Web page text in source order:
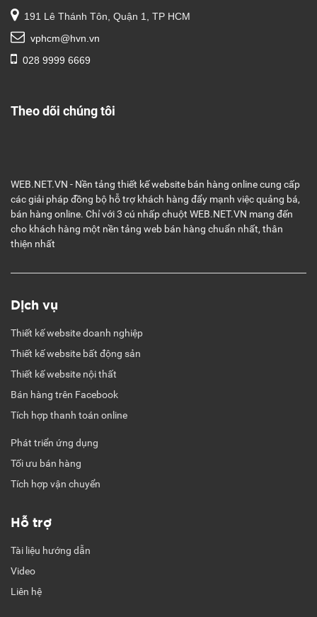
191 Lê Thánh Tôn, Quận 1, TP HCM
vphcm@hvn.vn
028 9999 6669
Theo dõi chúng tôi
WEB.NET.VN - Nền tảng thiết kế website bán hàng online cung cấp
các giải pháp đồng bộ hỗ trợ khách hàng đẩy mạnh việc quảng bá,
bán hàng online. Chỉ với 3 cú nhấp chuột WEB.NET.VN mang đến
cho khách hàng một nền tảng web bán hàng chuẩn nhất, thân
thiện nhất
Dịch vụ
Thiết kế website doanh nghiệp
Thiết kế website bất động sản
Thiết kế website nội thất
Bán hàng trên Facebook
Tích hợp thanh toán online
Phát triển ứng dụng
Tối ưu bán hàng
Tích hợp vận chuyển
Hỗ trợ
Tài liệu hướng dẫn
Video
Liên hệ